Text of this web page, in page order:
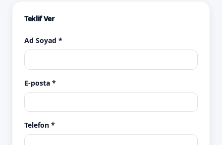
Teklif Ver
Ad Soyad *
E-posta *
Telefon *